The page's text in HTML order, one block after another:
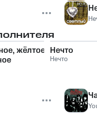
жёлтое, Нечто
Нечто